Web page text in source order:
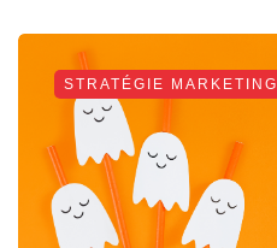
STRATÉGIE MARKETING